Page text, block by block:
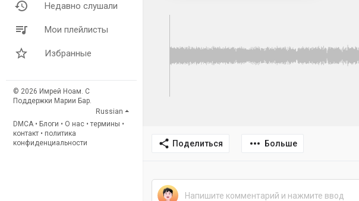
Недавно слушали
Мои плейлисты
Избранные
© 2026 Имрей Ноам. С
Поддержки Марии Бар.
Russian
DMCA • Блоги • О нас •термины •
контакт • политика
конфиденциальности
Поделиться Больше